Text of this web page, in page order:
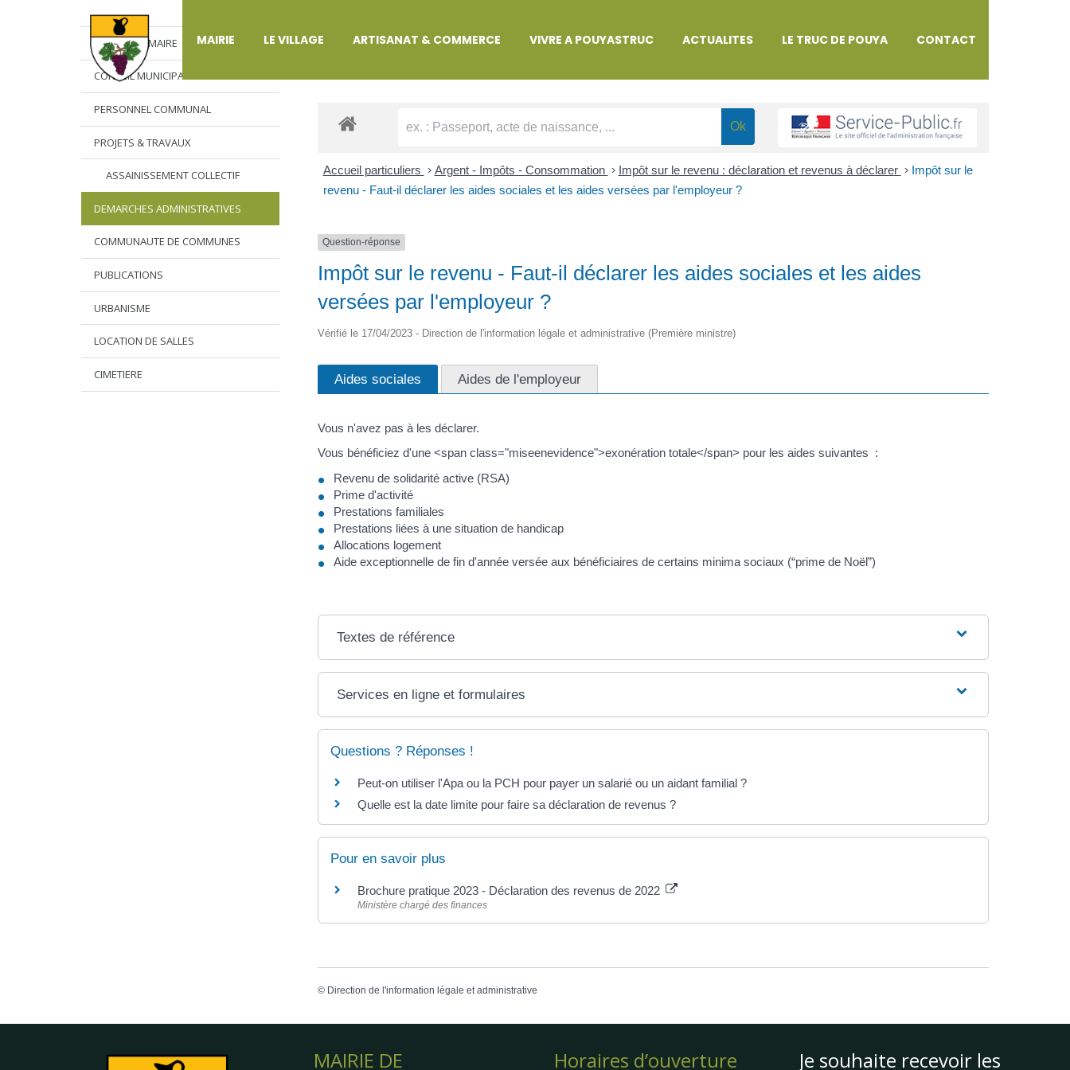
MAIRIE LE VILLAGE ARTISANAT & COMMERCE VIVRE A POUYASTRUC ACTUALITES LE TRUC DE POUYA CONTACT
L’EDITO DU MAIRE
CONSEIL MUNICIPAL
PERSONNEL COMMUNAL
PROJETS & TRAVAUX
ASSAINISSEMENT COLLECTIF
DEMARCHES ADMINISTRATIVES
COMMUNAUTE DE COMMUNES
PUBLICATIONS
URBANISME
LOCATION DE SALLES
CIMETIERE
DÉMARCHES ADMINISTRATIVES
Accueil particuliers > Argent - Impôts - Consommation > Impôt sur le revenu : déclaration et revenus à déclarer > Impôt sur le
revenu - Faut-il déclarer les aides sociales et les aides versées par l'employeur ?
Question-réponse
Impôt sur le revenu - Faut-il déclarer les aides sociales et les aides
versées par l'employeur ?
Vérifié le 17/04/2023 - Direction de l'information légale et administrative (Première ministre)
Aides sociales Aides de l'employeur
Vous n'avez pas à les déclarer.
Vous bénéficiez d'une <span class="miseenevidence">exonération totale</span> pour les aides suivantes :
Revenu de solidarité active (RSA)
Prime d'activité
Prestations familiales
Prestations liées à une situation de handicap
Allocations logement
Aide exceptionnelle de fin d'année versée aux bénéficiaires de certains minima sociaux (“prime de Noël”)
Textes de référence
Services en ligne et formulaires
Questions ? Réponses !
Peut-on utiliser l'Apa ou la PCH pour payer un salarié ou un aidant familial ?
Quelle est la date limite pour faire sa déclaration de revenus ?
Pour en savoir plus
Brochure pratique 2023 - Déclaration des revenus de 2022
Ministère chargé des finances
© Direction de l'information légale et administrative
MAIRIE DE
Horaires d’ouverture
Je souhaite recevoir les